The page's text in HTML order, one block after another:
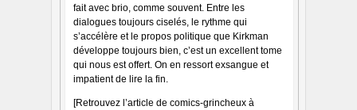
fait avec brio, comme souvent. Entre les
dialogues toujours ciselés, le rythme qui
s’accélère et le propos politique que Kirkman
développe toujours bien, c’est un excellent tome
qui nous est offert. On en ressort exsangue et
impatient de lire la fin.
[Retrouvez l’article de comics-grincheux à